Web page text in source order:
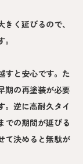
く延びるので、
すと安心です。た
期の再塗装が必要
。逆に高耐久タイ
での期間が延びる
て決めると無駄が